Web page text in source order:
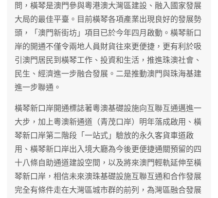
問，橫琴是澳門參與粵港澳大灣區建設、融入國家發展
大局的最佳平臺。目前橫琴各項產業出現良好的發展勢
頭，「澳門新街坊」項目已於今年四月啟動。橫琴新口
岸的開通不僅令兩地人員財貨往來更便捷，更有利於吸
引澳門居民到橫琴工作、投資和生活，推進珠澳社會、
民生、經濟進一步融合發展。二是推動澳門與珠海基建
進一步聯通。
橫琴新口岸開通標誌著粵澳基礎設施向互聯互通邁進一
大步，加上粵澳新通道（青茂口岸）明年落成啟用、橫
琴新口岸第二階段「一站式」驗放的永久客貨車道啟
用、橫琴新口岸出入境大廳為今後更便捷通關預留的四
十八條自助通道建設空間，以及將來澳門輕軌延伸至橫
琴新口岸，相信未來澳珠基礎設施互聯互通和合作發展
完全有條件走在大灣區城市群的前列，為灣區融合發展